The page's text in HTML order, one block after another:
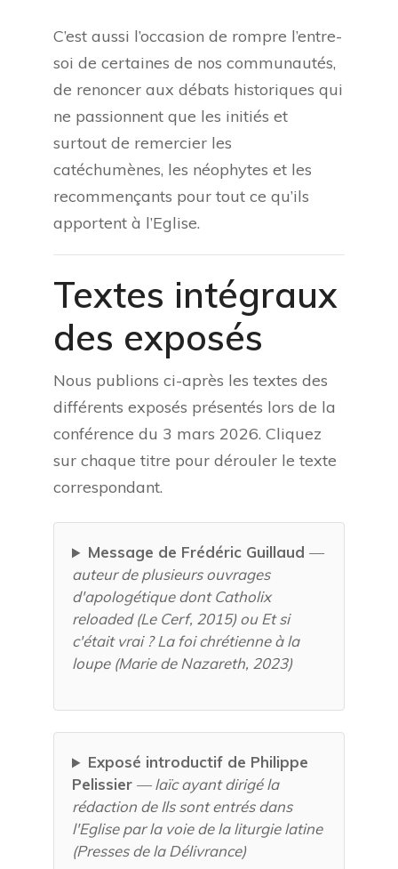
C’est aussi l’occasion de rompre l’entre-
soi de certaines de nos communautés,
de renoncer aux débats historiques qui
ne passionnent que les initiés et
surtout de remercier les
catéchumènes, les néophytes et les
recommençants pour tout ce qu’ils
apportent à l’Eglise.
Textes intégraux
des exposés
Nous publions ci-après les textes des
différents exposés présentés lors de la
conférence du 3 mars 2026. Cliquez
sur chaque titre pour dérouler le texte
correspondant.
Message de Frédéric Guillaud —
auteur de plusieurs ouvrages
d'apologétique dont Catholix
reloaded (Le Cerf, 2015) ou Et si
c'était vrai ? La foi chrétienne à la
loupe (Marie de Nazareth, 2023)
Exposé introductif de Philippe
Pelissier — laïc ayant dirigé la
rédaction de Ils sont entrés dans
l'Eglise par la voie de la liturgie latine
(Presses de la Délivrance)